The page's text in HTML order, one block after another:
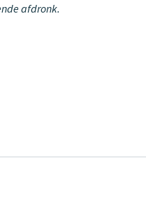
afdronk.